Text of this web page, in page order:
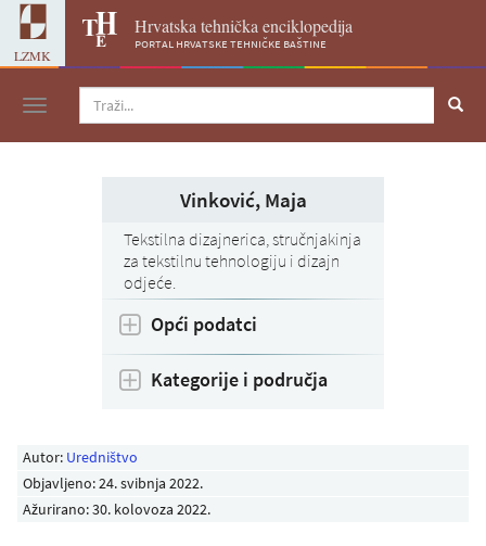
LZMK
Hrvatska tehnička enciklopedija
portal hrvatske tehničke baštine
Navigacija
Autor: Uredništvo
Objavljeno:24. svibnja 2022.
Ažurirano: 30. kolovoza 2022.
Vinković, Maja
Tekstilna dizajnerica, stručnjakinja
za tekstilnu tehnologiju i dizajn
odjeće.
Opći podatci
Kategorije i područja